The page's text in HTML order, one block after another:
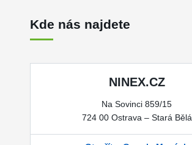
Kde nás najdete
NINEX.CZ
Na Sovinci 859/15
724 00 Ostrava – Stará Bělá